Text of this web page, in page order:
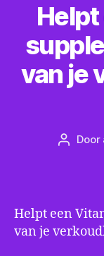
van je
Door
Helpt een
van je